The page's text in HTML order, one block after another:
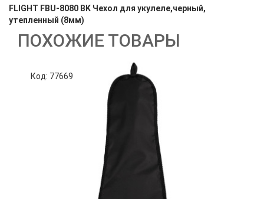
FLIGHT FBU-8080 BK Чехол для укулеле,черный,
утепленный (8мм)
ПОХОЖИЕ ТОВАРЫ
Код: 77669